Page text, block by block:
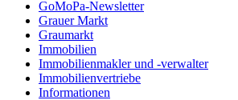
GoMoPa-Newsletter
Grauer Markt
Graumarkt
Immobilien
Immobilienmakler und -verwalter
Immobilienvertriebe
Informationen